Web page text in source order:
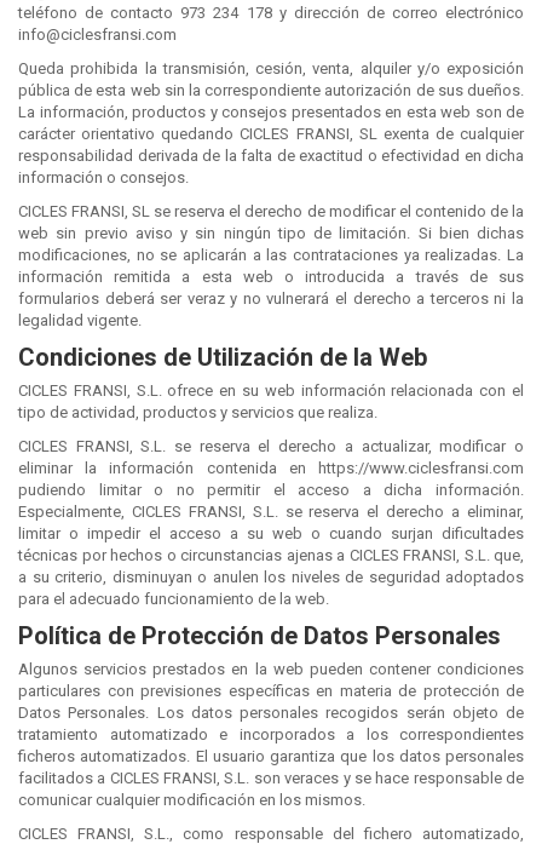
teléfono de contacto 973 234 178 y dirección de correo electrónico
info@ciclesfransi.com
Queda prohibida la transmisión, cesión, venta, alquiler y/o exposición
pública de esta web sin la correspondiente autorización de sus dueños.
La información, productos y consejos presentados en esta web son de
carácter orientativo quedando CICLES FRANSI, SL exenta de cualquier
responsabilidad derivada de la falta de exactitud o efectividad en dicha
información o consejos.
CICLES FRANSI, SL se reserva el derecho de modificar el contenido de la
web sin previo aviso y sin ningún tipo de limitación. Si bien dichas
modificaciones, no se aplicarán a las contrataciones ya realizadas. La
información remitida a esta web o introducida a través de sus
formularios deberá ser veraz y no vulnerará el derecho a terceros ni la
legalidad vigente.
Condiciones de Utilización de la Web
CICLES FRANSI, S.L. ofrece en su web información relacionada con el
tipo de actividad, productos y servicios que realiza.
CICLES FRANSI, S.L. se reserva el derecho a actualizar, modificar o
eliminar la información contenida en https://www.ciclesfransi.com
pudiendo limitar o no permitir el acceso a dicha información.
Especialmente, CICLES FRANSI, S.L. se reserva el derecho a eliminar,
limitar o impedir el acceso a su web o cuando surjan dificultades
técnicas por hechos o circunstancias ajenas a CICLES FRANSI, S.L. que,
a su criterio, disminuyan o anulen los niveles de seguridad adoptados
para el adecuado funcionamiento de la web.
Política de Protección de Datos Personales
Algunos servicios prestados en la web pueden contener condiciones
particulares con previsiones específicas en materia de protección de
Datos Personales. Los datos personales recogidos serán objeto de
tratamiento automatizado e incorporados a los correspondientes
ficheros automatizados. El usuario garantiza que los datos personales
facilitados a CICLES FRANSI, S.L. son veraces y se hace responsable de
comunicar cualquier modificación en los mismos.
CICLES FRANSI, S.L., como responsable del fichero automatizado,